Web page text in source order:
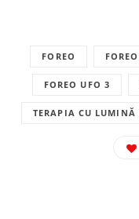
FOREO
FOREO UFO 3
TERAPIA CU LUMINĂ